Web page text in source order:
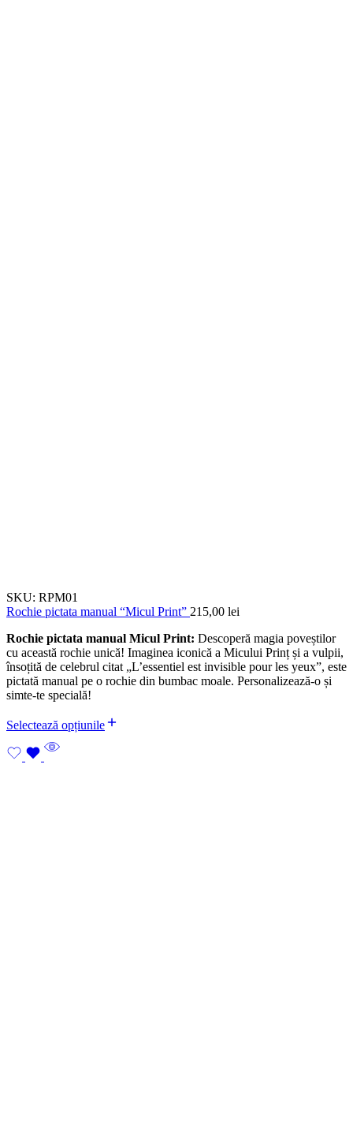
SKU: RPM01
Rochie pictata manual “Micul Print” 215,00 lei
Rochie pictata manual Micul Print: Descoperă magia poveștilor
cu această rochie unică! Imaginea iconică a Micului Prinț și a vulpii,
însoțită de celebrul citat „L’essentiel est invisible pour les yeux”, este
pictată manual pe o rochie din bumbac moale. Personalizează-o și
simte-te specială!
Selectează opțiunile